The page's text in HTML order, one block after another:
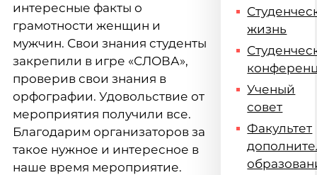
интересные факты о
грамотности женщин и
мужчин. Свои знания студенты
закрепили в игре «СЛОВА»,
проверив свои знания в
орфографии. Удовольствие от
мероприятия получили все.
Благодарим организаторов за
такое нужное и интересное в
наше время мероприятие.
жизнь
Ученый
совет
Факультет